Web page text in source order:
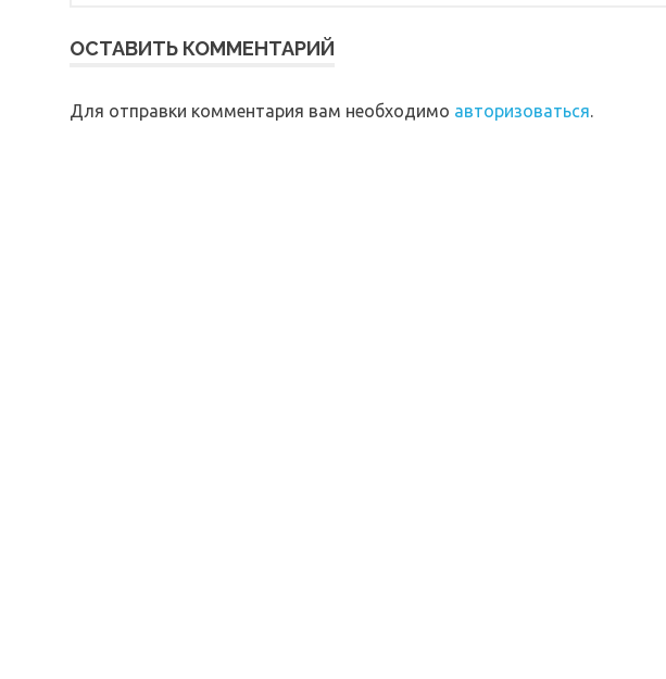
ОСТАВИТЬ КОММЕНТАРИЙ
Для отправки комментария вам необходимо авторизоваться.